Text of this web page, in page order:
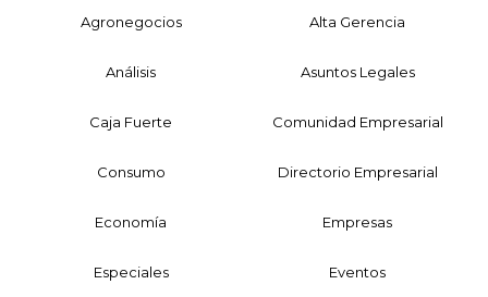
Agronegocios Alta Gerencia
Análisis Asuntos Legales
Caja Fuerte Comunidad Empresarial
Consumo Directorio Empresarial
Economía Empresas
Especiales Eventos